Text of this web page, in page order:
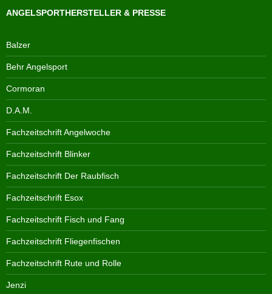
ANGELSPORTHERSTELLER & PRESSE
Balzer
Behr Angelsport
Cormoran
D.A.M.
Fachzeitschrift Angelwoche
Fachzeitschrift Blinker
Fachzeitschrift Der Raubfisch
Fachzeitschrift Esox
Fachzeitschrift Fisch und Fang
Fachzeitschrift Fliegenfischen
Fachzeitschrift Rute und Rolle
Jenzi